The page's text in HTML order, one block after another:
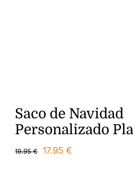
Saco de Navidad
Personalizado
19.95€
El
17.95 €